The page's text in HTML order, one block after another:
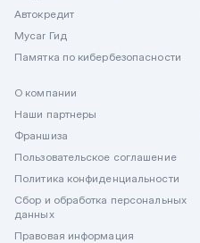
Автокредит
Mycar Гид
Памятка по кибербезопасности
О компании
Наши партнеры
Франшиза
Пользовательское соглашение
Политика конфиденциальности
Сбор и обработка персональных
данных
Правовая информация